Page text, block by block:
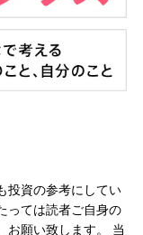
投資の参考にしてい
っては読者ご自身の
お願い致します。 当